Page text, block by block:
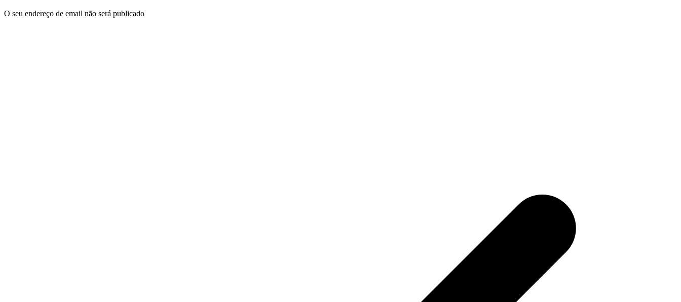
O seu endereço de email não será publicado